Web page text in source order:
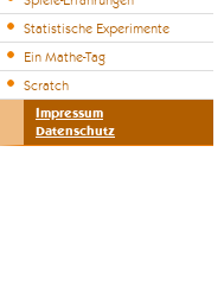
Statistische Experimente
Ein Mathe-Tag
Scratch
Impressum
Datenschutz